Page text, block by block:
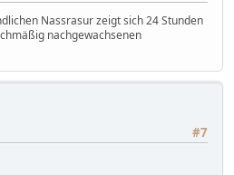
Nassrasur zeigt sich 24 Stunden
nachgewachsenen
#7